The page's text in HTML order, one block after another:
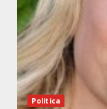
Politica